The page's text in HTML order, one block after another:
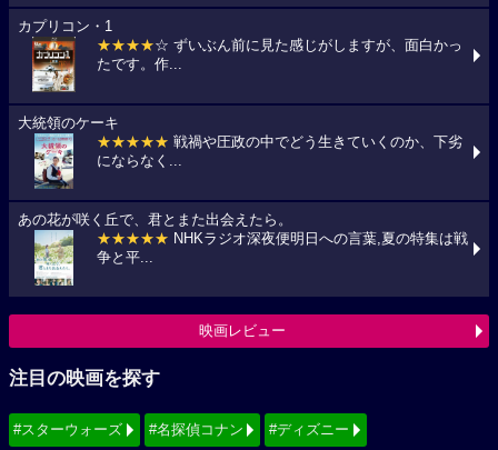
カプリコン・1
★★★★☆ ずいぶん前に見た感じがしますが、面白かっ
たです。作...
大統領のケーキ
★★★★★ 戦禍や圧政の中でどう生きていくのか、下劣
にならなく...
あの花が咲く丘で、君とまた出会えたら。
★★★★★ NHKラジオ深夜便明日への言葉,夏の特集は戦
争と平...
映画レビュー
注目の映画を探す
#スターウォーズ #名探偵コナン #ディズニー